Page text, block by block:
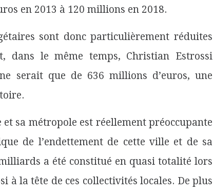
en 2013 à 120 millions en 2018.
sont donc particulièrement réduites
dans le même temps, Christian Estrossi
serait que de 636 millions d’euros, une
sa métropole est réellement préoccupante
de l’endettement de cette ville et de sa
a été constitué en quasi totalité lors
à la tête de ces collectivités locales. De plus